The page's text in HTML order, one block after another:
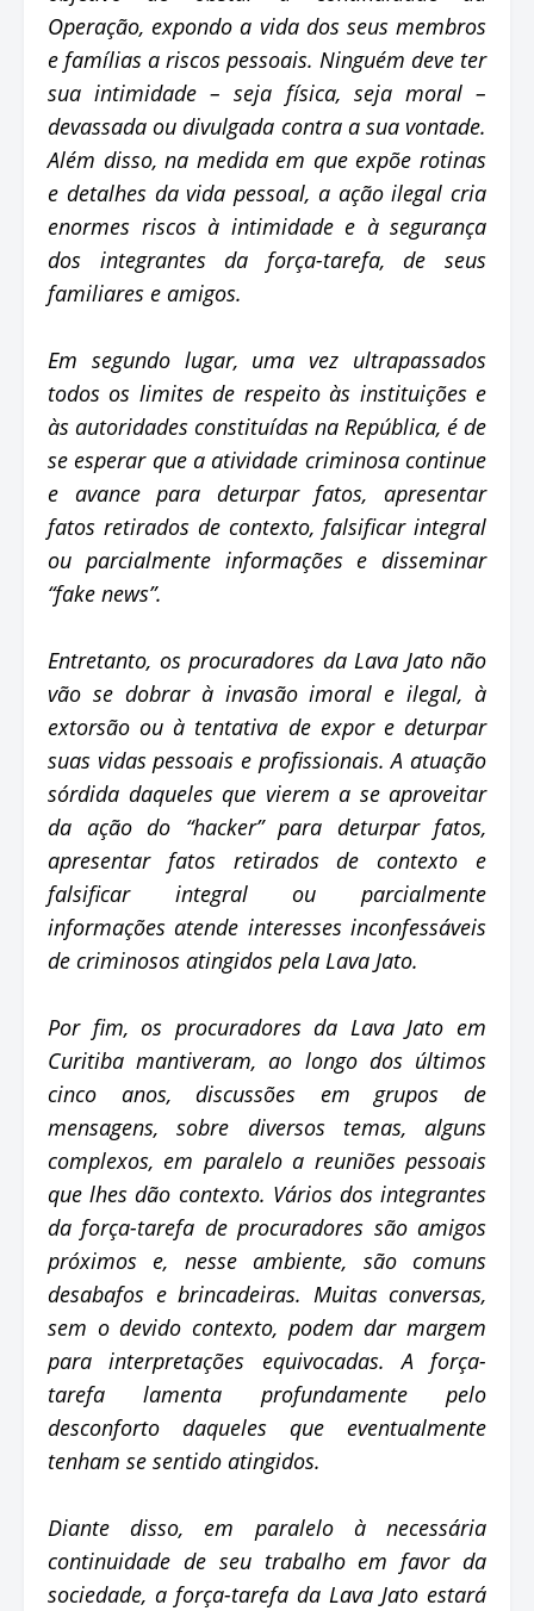
Operação, expondo a vida dos seus membros
e famílias a riscos pessoais. Ninguém deve ter
sua intimidade – seja física, seja moral –
devassada ou divulgada contra a sua vontade.
Além disso, na medida em que expõe rotinas
e detalhes da vida pessoal, a ação ilegal cria
enormes riscos à intimidade e à segurança
dos integrantes da força-tarefa, de seus
familiares e amigos.
Em segundo lugar, uma vez ultrapassados
todos os limites de respeito às instituições e
às autoridades constituídas na República, é de
se esperar que a atividade criminosa continue
e avance para deturpar fatos, apresentar
fatos retirados de contexto, falsificar integral
ou parcialmente informações e disseminar
“fake news”.
Entretanto, os procuradores da Lava Jato não
vão se dobrar à invasão imoral e ilegal, à
extorsão ou à tentativa de expor e deturpar
suas vidas pessoais e profissionais. A atuação
sórdida daqueles que vierem a se aproveitar
da ação do “hacker” para deturpar fatos,
apresentar fatos retirados de contexto e
falsificar integral ou parcialmente
informações atende interesses inconfessáveis
de criminosos atingidos pela Lava Jato.
Por fim, os procuradores da Lava Jato em
Curitiba mantiveram, ao longo dos últimos
cinco anos, discussões em grupos de
mensagens, sobre diversos temas, alguns
complexos, em paralelo a reuniões pessoais
que lhes dão contexto. Vários dos integrantes
da força-tarefa de procuradores são amigos
próximos e, nesse ambiente, são comuns
desabafos e brincadeiras. Muitas conversas,
sem o devido contexto, podem dar margem
para interpretações equivocadas. A força-
tarefa lamenta profundamente pelo
desconforto daqueles que eventualmente
tenham se sentido atingidos.
Diante disso, em paralelo à necessária
continuidade de seu trabalho em favor da
sociedade, a força-tarefa da Lava Jato estará